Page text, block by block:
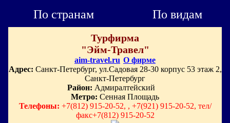
По странам По видам
Турфирма
"Эйм-Травел"
aim-travel.ru О фирме
Адрес: Санкт-Петербург, ул.Садовая 28-30 корпус 53 этаж 2,
Санкт-Петербург
Район: Адмиралтейский
Метро: Сенная Площадь
Телефоны: +7(812) 915-20-52, , +7(921) 915-20-52, тел/
факс+7(812) 915-20-52